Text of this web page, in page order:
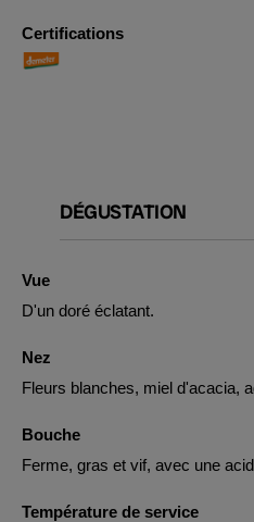
Certifications
DÉGUSTATION
Vue
D'un doré éclatant.
Nez
Fleurs blanches, miel d'acacia,
Bouche
Ferme, gras et vif, avec une
Température de service